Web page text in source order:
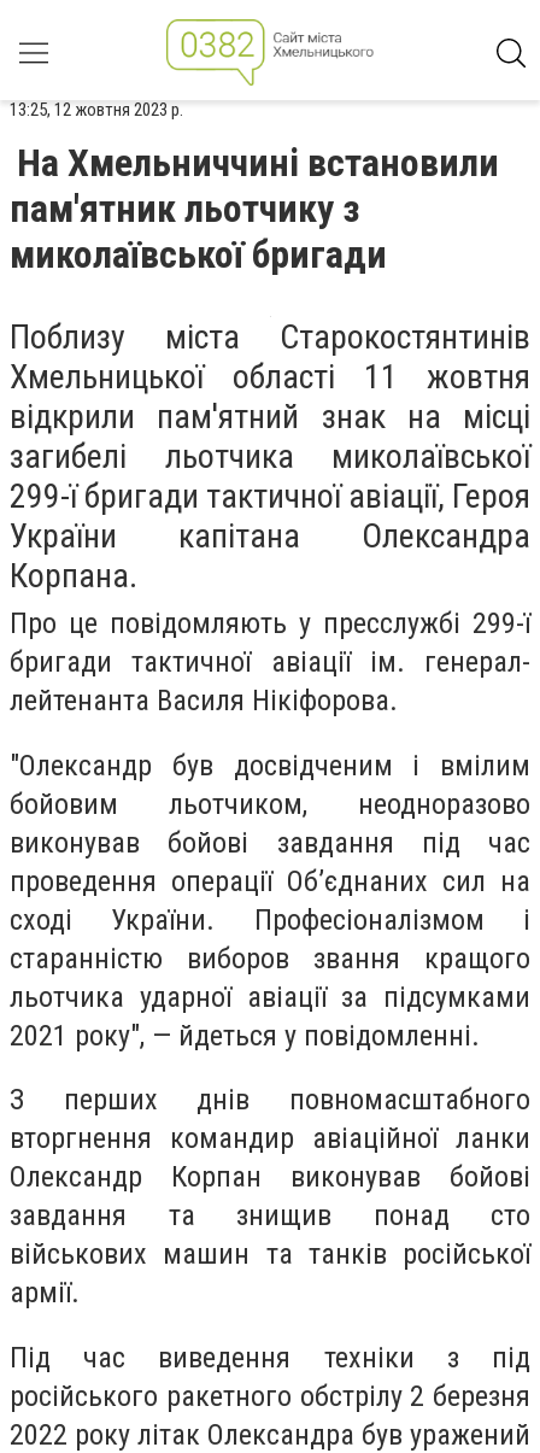
13:25, 12 жовтня 2023 р.
На Хмельниччині встановили
пам'ятник льотчику з
миколаївської бригади
Поблизу міста Старокостянтинів
Хмельницької області 11 жовтня
відкрили пам'ятний знак на місці
загибелі льотчика миколаївської
299-ї бригади тактичної авіації, Героя
України капітана Олександра
Корпана.
Про це повідомляють у пресслужбі 299-ї
бригади тактичної авіації ім. генерал-
лейтенанта Василя Нікіфорова.
"Олександр був досвідченим і вмілим
бойовим льотчиком, неодноразово
виконував бойові завдання під час
проведення операції Об’єднаних сил на
сході України. Професіоналізмом і
старанністю виборов звання кращого
льотчика ударної авіації за підсумками
2021 року", — йдеться у повідомленні.
З перших днів повномасштабного
вторгнення командир авіаційної ланки
Олександр Корпан виконував бойові
завдання та знищив понад сто
військових машин та танків російської
армії.
Під час виведення техніки з під
російського ракетного обстрілу 2 березня
2022 року літак Олександра був уражений